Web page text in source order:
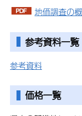
地価調査の
参考資料一覧
参考資料
価格一覧